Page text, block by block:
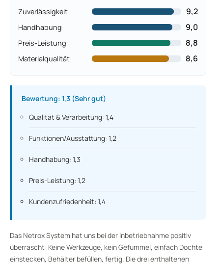
Zuverlässigkeit 9,2
Handhabung 9,0
Preis-Leistung 8,8
Materialqualität 8,6
Bewertung: 1,3 (Sehr gut)
Qualität & Verarbeitung: 1,4
Funktionen/Ausstattung: 1,2
Handhabung: 1,3
Preis-Leistung: 1,2
Kundenzufriedenheit: 1,4
Das Netrox System hat uns bei der Inbetriebnahme positiv
überrascht: Keine Werkzeuge, kein Gefummel, einfach Dochte
einstecken, Behälter befüllen, fertig. Die drei enthaltenen